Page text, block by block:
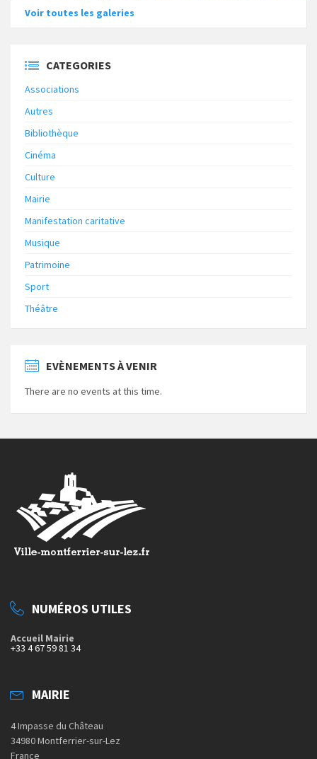
Voir toutes les galeries
CATEGORIES
Associations
Autres
Bibliothèque
Cinéma
Culture
Mairie
Manifestation caritative
Musique
Patrimoine
Sport
Théâtre
EVÈNEMENTS À VENIR
There are no events at this time.
NUMÉROS UTILES
Accueil Mairie
+33 4 67 59 81 34
MAIRIE
4 Impasse du Château
34980 Montferrier-sur-Lez
France